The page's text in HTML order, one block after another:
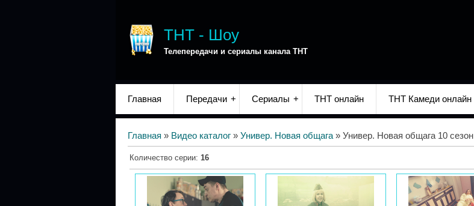
ТНТ - Шоу
Телепередачи и сериалы канала ТНТ
Главная Передачи Сериалы ТНТ онлайн ТНТ Камеди онлайн
Главная » Видео каталог » Универ. Новая общага » Универ. Новая общага 10 сезон
Количество серии: 16